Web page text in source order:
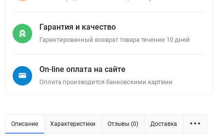
Гарантия и качество
Гарантированный возврат товара течение 10 дней
On-line оплата на сайте
Оплата производится банковскими картами
Описание Характеристики Отзывы (0) Доставка